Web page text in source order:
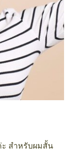
ะ สำหรับผมสั้น